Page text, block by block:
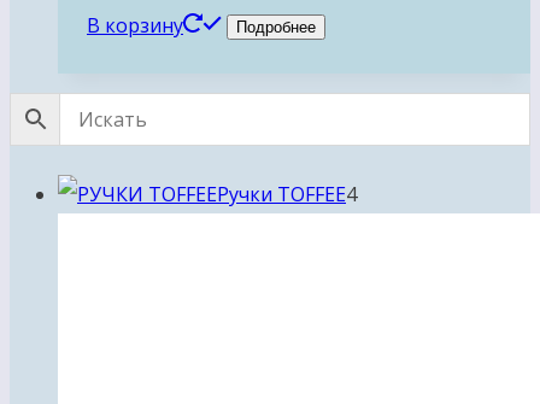
В корзину Подробнее
Ручки TOFFEE44